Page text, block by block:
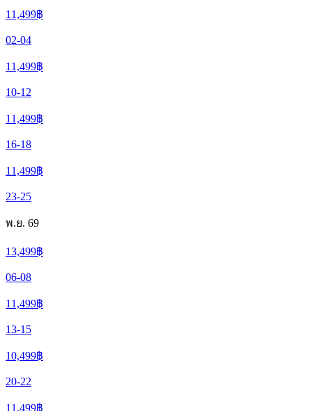
11,499฿
02-04
11,499฿
10-12
11,499฿
16-18
11,499฿
23-25
พ.ย. 69
13,499฿
06-08
11,499฿
13-15
10,499฿
20-22
11,499฿